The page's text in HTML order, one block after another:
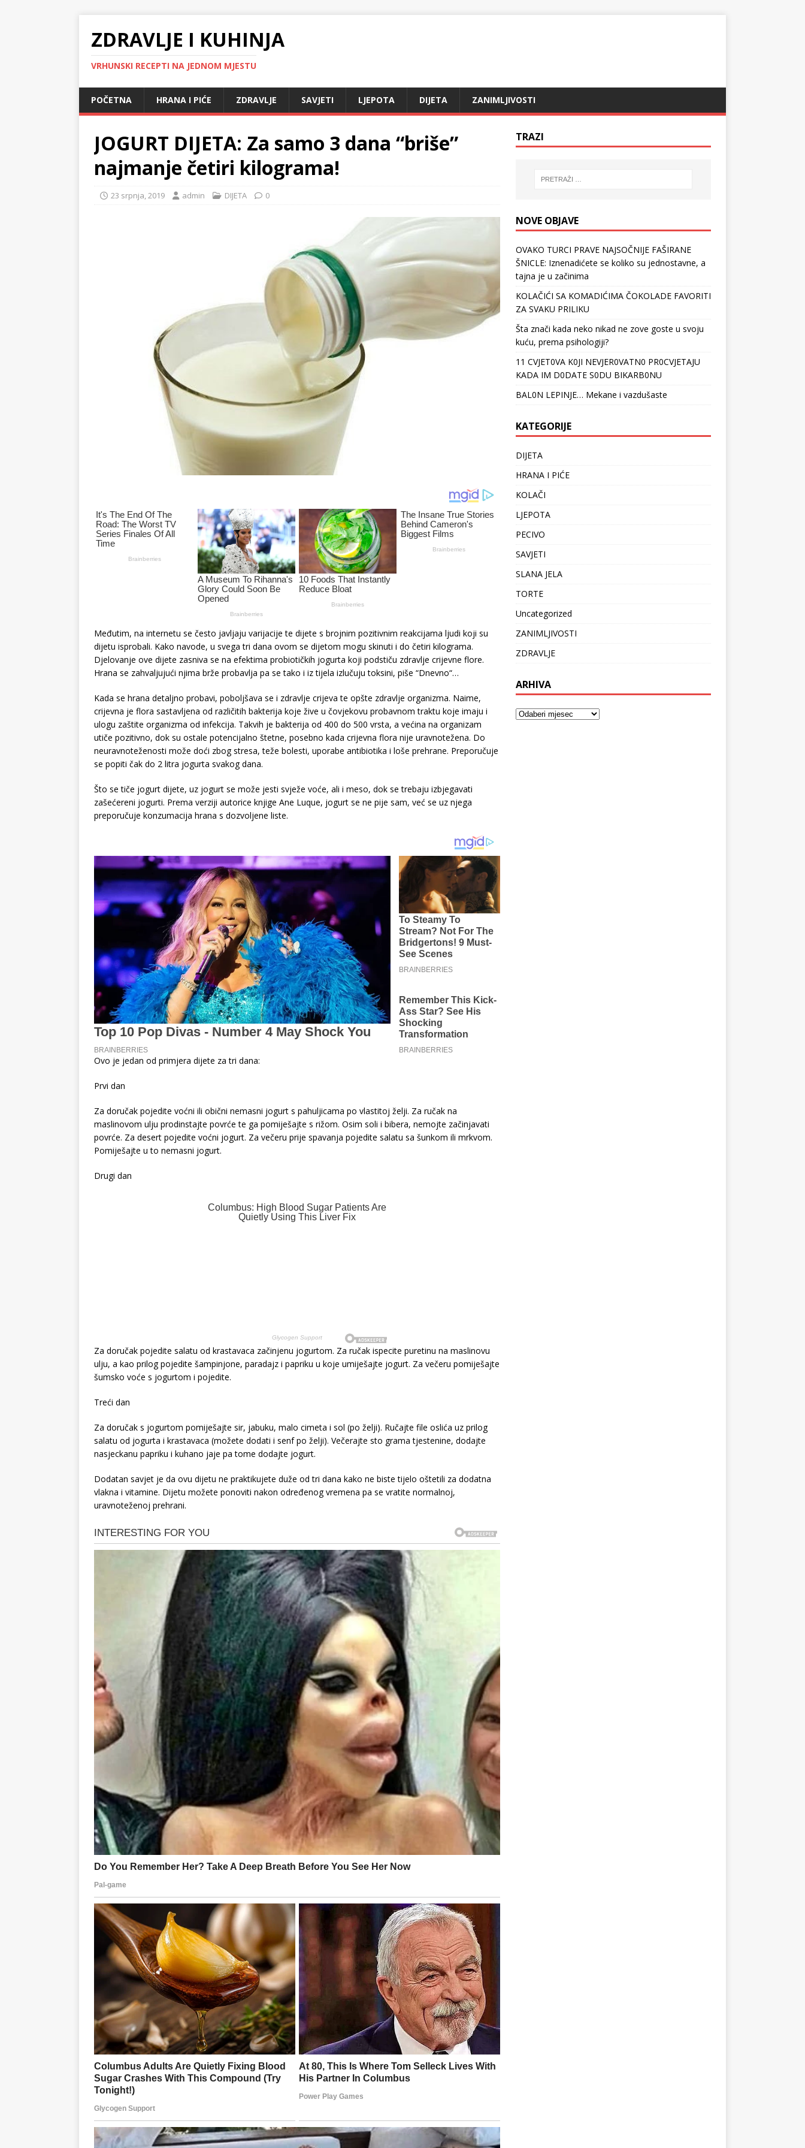
ZDRAVLJE I KUHINJA
VRHUNSKI RECEPTI NA JEDNOM MJESTU
POČETNA HRANA I PIĆE ZDRAVLJE SAVJETI LJEPOTA DIJETA ZANIMLJIVOSTI
JOGURT DIJETA: Za samo 3 dana “briše”
najmanje četiri kilograma!
23 srpnja, 2019 admin DIJETA 0
Međutim, na internetu se često javljaju varijacije te dijete s brojnim pozitivnim reakcijama ljudi koji su
dijetu isprobali. Kako navode, u svega tri dana ovom se dijetom mogu skinuti i do četiri kilograma.
Djelovanje ove dijete zasniva se na efektima probiotičkih jogurta koji podstiču zdravlje crijevne flore.
Hrana se zahvaljujući njima brže probavlja pa se tako i iz tijela izlučuju toksini, piše “Dnevno“…
Kada se hrana detaljno probavi, poboljšava se i zdravlje crijeva te opšte zdravlje organizma. Naime,
crijevna je flora sastavljena od različitih bakterija koje žive u čovjekovu probavnom traktu koje imaju i
ulogu zaštite organizma od infekcija. Takvih je bakterija od 400 do 500 vrsta, a većina na organizam
utiče pozitivno, dok su ostale potencijalno štetne, posebno kada crijevna flora nije uravnotežena. Do
neuravnoteženosti može doći zbog stresa, teže bolesti, uporabe antibiotika i loše prehrane. Preporučuje
se popiti čak do 2 litra jogurta svakog dana.
Što se tiče jogurt dijete, uz jogurt se može jesti svježe voće, ali i meso, dok se trebaju izbjegavati
zašećereni jogurti. Prema verziji autorice knjige Ane Luque, jogurt se ne pije sam, već se uz njega
preporučuje konzumacija hrana s dozvoljene liste.
Ovo je jedan od primjera dijete za tri dana:
Prvi dan
Za doručak pojedite voćni ili obični nemasni jogurt s pahuljicama po vlastitoj želji. Za ručak na
maslinovom ulju prodinstajte povrće te ga pomiješajte s rižom. Osim soli i bibera, nemojte začinjavati
povrće. Za desert pojedite voćni jogurt. Za večeru prije spavanja pojedite salatu sa šunkom ili mrkvom.
Pomiješajte u to nemasni jogurt.
Drugi dan
Za doručak pojedite salatu od krastavaca začinjenu jogurtom. Za ručak ispecite puretinu na maslinovu
ulju, a kao prilog pojedite šampinjone, paradajz i papriku u koje umiješajte jogurt. Za večeru pomiješajte
šumsko voće s jogurtom i pojedite.
Treći dan
Za doručak s jogurtom pomiješajte sir, jabuku, malo cimeta i sol (po želji). Ručajte file oslića uz prilog
salatu od jogurta i krastavaca (možete dodati i senf po želji). Večerajte sto grama tjestenine, dodajte
nasjeckanu papriku i kuhano jaje pa tome dodajte jogurt.
Dodatan savjet je da ovu dijetu ne praktikujete duže od tri dana kako ne biste tijelo oštetili za dodatna
vlakna i vitamine. Dijetu možete ponoviti nakon određenog vremena pa se vratite normalnoj,
uravnoteženoj prehrani.
TRAZI
NOVE OBJAVE
OVAKO TURCI PRAVE NAJSOČNIJE FAŠIRANE
ŠNICLE: Iznenadićete se koliko su jednostavne, a
tajna je u začinima
KOLAČIĆI SA KOMADIĆIMA ČOKOLADE FAVORITI
ZA SVAKU PRILIKU
Šta znači kada neko nikad ne zove goste u svoju
kuću, prema psihologiji?
11 CVJET0VA K0JI NEVJER0VATN0 PR0CVJETAJU
KADA IM D0DATE S0DU BIKARB0NU
BAL0N LEPINJE… Mekane i vazdušaste
KATEGORIJE
DIJETA
HRANA I PIĆE
KOLAČI
LJEPOTA
PECIVO
SAVJETI
SLANA JELA
TORTE
Uncategorized
ZANIMLJIVOSTI
ZDRAVLJE
ARHIVA